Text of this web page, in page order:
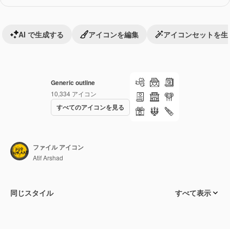
Generic outline
10,334 アイコン
すべてのアイコンを見る
AI で生成する アイコンを編集 アイコンセットを生
ファイル アイコン
Atif Arshad
同じスタイル すべて表示